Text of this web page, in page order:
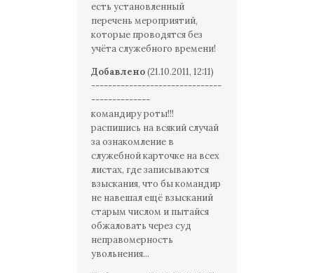
есть установленный
перечень мероприятий,
которые проводятся без
учёта служебного времени!
Добавлено(21.10.2011, 12:11)
-------------------------------
--------------
командиру роты!!!
распишись на всякий случай
за ознакомление в
служебной карточке на всех
листах, где записываются
взыскания, что бы командир
не навешал ещё взысканий
старым числом и пытайся
обжаловать через суд
неправомерность
увольнения...